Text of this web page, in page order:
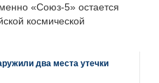
«Союз-5» остается
космической
два места утечки